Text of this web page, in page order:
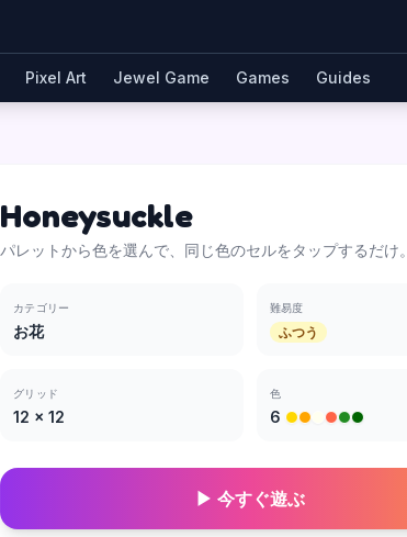
Pixel Art Jewel Game Games Guides
Honeysuckle
パレットから色を選んで、同じ色のセルをタップするだけ。
カテゴリー
お花
難易度
ふつう
グリッド
12 × 12
色
6
▶ 今すぐ遊ぶ